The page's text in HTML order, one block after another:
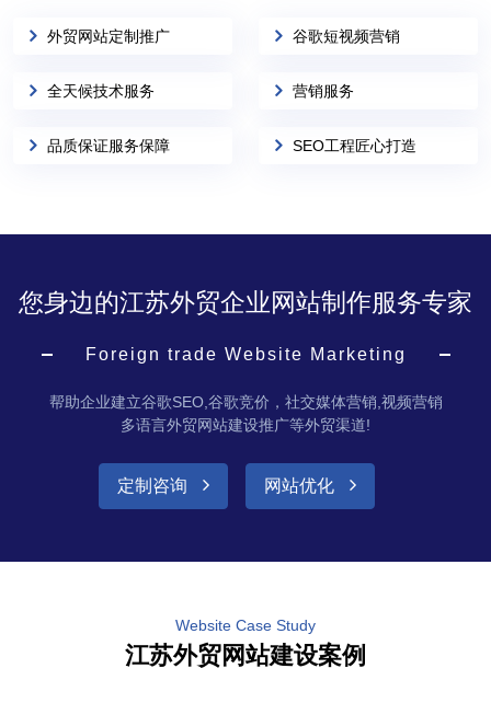
外贸网站定制推广 谷歌短视频营销
全天候技术服务 营销服务
品质保证服务保障 SEO工程匠心打造
您身边的江苏外贸企业网站制作服务专家
Foreign trade Website Marketing
帮助企业建立谷歌SEO,谷歌竞价，社交媒体营销,视频营销
多语言外贸网站建设推广等外贸渠道!
定制咨询 网站优化
Website Case Study
江苏外贸网站建设案例